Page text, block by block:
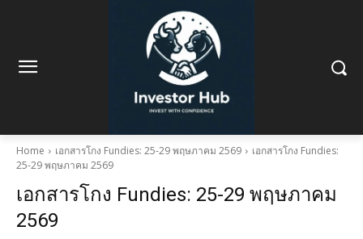
Home เอกสารโกง Fundies: 25-29 พฤษภาคม 2569
เอกสารโกง Fundies:
25-29 พฤษภาคม 2569
เอกสารโกง Fundies: 25-29 พฤษภาคม
2569